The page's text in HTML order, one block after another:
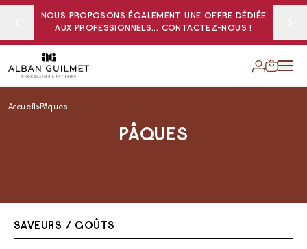
NOUS PROPOSONS ÉGALEMENT UNE OFFRE DÉDIÉE
AUX PROFESSIONNELS... CONTACTEZ-NOUS !
Accueil Pâques
PÂQUES
SAVEURS / GOÛTS